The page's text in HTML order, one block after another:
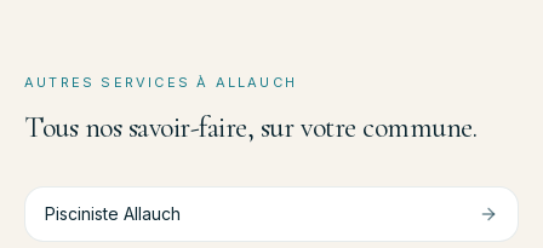
AUTRES SERVICES À ALLAUCH
Tous nos savoir-faire, sur votre commune.
Pisciniste Allauch